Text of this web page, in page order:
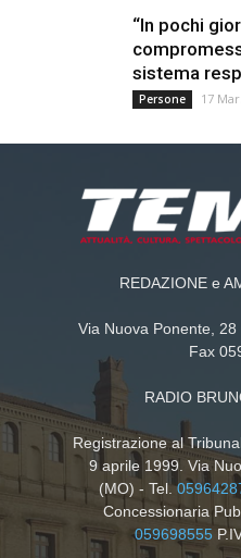
“In pochi
sistema
Persone 17
REDAZIONE e
Via Nuova Ponente,
Fax
RADIO
Registrazione al
9 aprile 1999. Via
(MO) - Tel.
Concessionaria
059698555